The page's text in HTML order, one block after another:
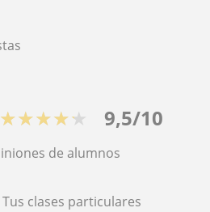
★★★★★ 9,5/10
de alumnos
clases particulares